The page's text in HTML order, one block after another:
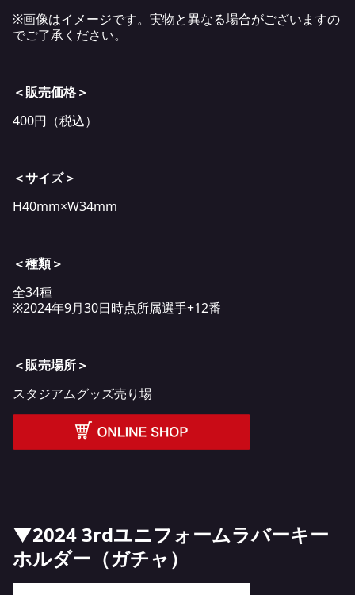
※画像はイメージです。実物と異なる場合がございますの
でご了承ください。
＜販売価格＞
400円（税込）
＜サイズ＞
H40mm×W34mm
＜種類＞
全34種
※2024年9月30日時点所属選手+12番
＜販売場所＞
スタジアムグッズ売り場
▼2024 3rdユニフォームラバーキー
ホルダー（ガチャ）